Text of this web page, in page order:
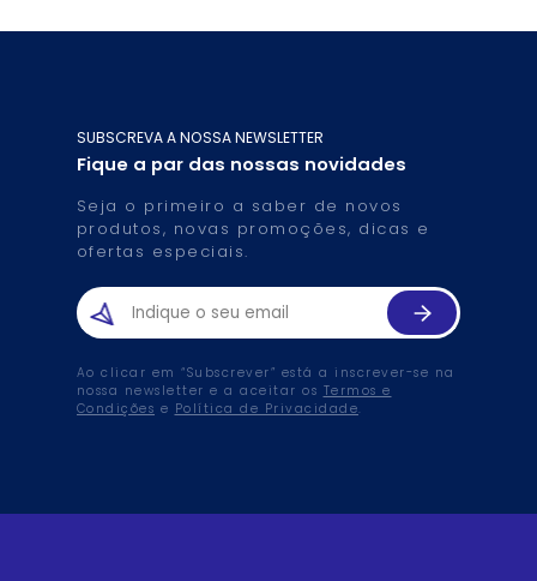
SUBSCREVA A NOSSA NEWSLETTER
Fique a par das nossas novidades
Seja o primeiro a saber de novos
produtos, novas promoções, dicas e
ofertas especiais.
Ao clicar em “Subscrever” está a inscrever-se na
nossa newsletter e a aceitar os Termos e
Condições e Política de Privacidade.